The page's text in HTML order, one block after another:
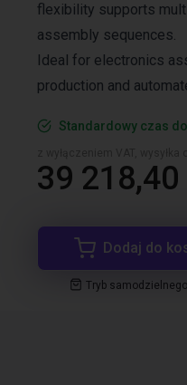
flexibility supports
assembly sequences.
Ideal for electronics
production and
Standardowy czas
39 218,40
Dodaj do
Tryb